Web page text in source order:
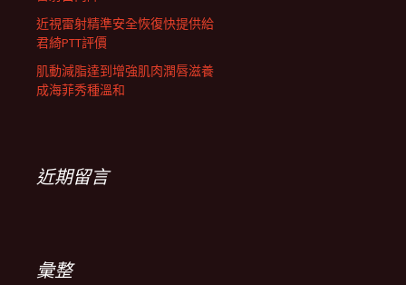
近視雷射精準安全恢復快提供給
君綺PTT評價
肌動減脂達到增強肌肉潤唇滋養
成海菲秀種溫和
近期留言
彙整